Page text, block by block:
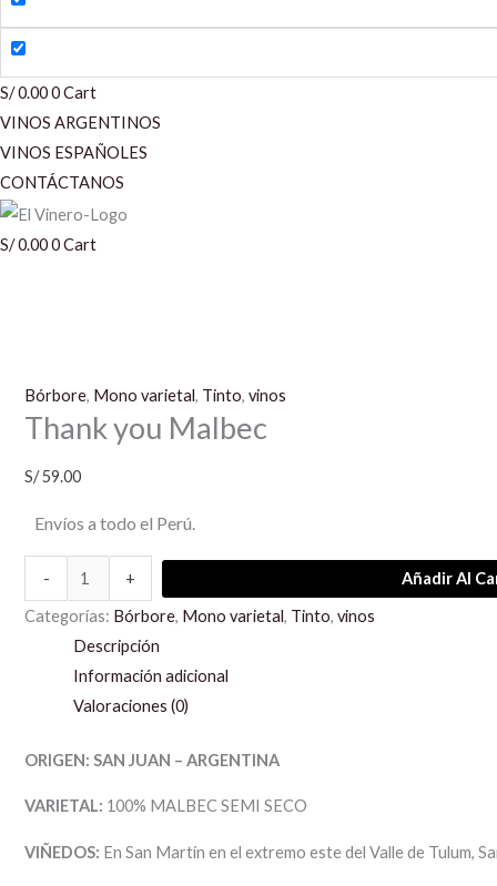
S/0.000Cart
VINOS ARGENTINOS
VINOS ESPAÑOLES
CONTÁCTANOS
S/0.000Cart
Bórbore, Mono varietal, Tinto,vinos
Thank you Malbec
S/59.00
Envíos a todo el Perú.
- +
Añadir Al
Categorías: Bórbore, Mono varietal, Tinto,vinos
Descripción
Información adicional
Valoraciones (0)
ORIGEN: SAN JUAN – ARGENTINA
VARIETAL: 100% MALBEC SEMI SECO
VIÑEDOS: En San Martín en el extremo este del Valle de Tulum,